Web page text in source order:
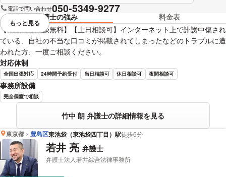
電話で問い合わせ050-5349-9277
弁護士の強み
料金表
【初回来所相談無料】【土日相談可】インターネット上で誹謗中傷され
ている、自社の不当な口コミが掲載されてしまったなどのトラブルに遭
われた方、一度ご相談ください。
対応体制
全国出張対応 24時間予約受付 当日相談可 休日相談可 夜間相談可
事務所設備
完全個室で相談
竹中 朗 弁護士の詳細情報を見る
視覚的に省略されている要素を
もっと見る
東京都 豊島区東池袋（東池袋四丁目）駅徒歩6分
若井 亮 弁護士
弁護士法人若井綜合法律事務所